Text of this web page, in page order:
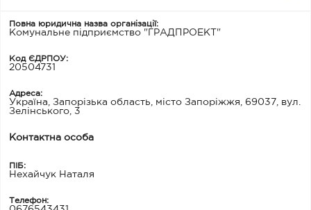
Повна юридична назва організації:
Комунальне підприємство "ГРАДПРОЕКТ"
Код ЄДРПОУ:
20504731
Адреса:
Україна, Запорізька область, місто Запоріжжя, 69037, вул.
Зелінського, 3
Контактна особа
ПІБ:
Нехайчук Наталя
Телефон: